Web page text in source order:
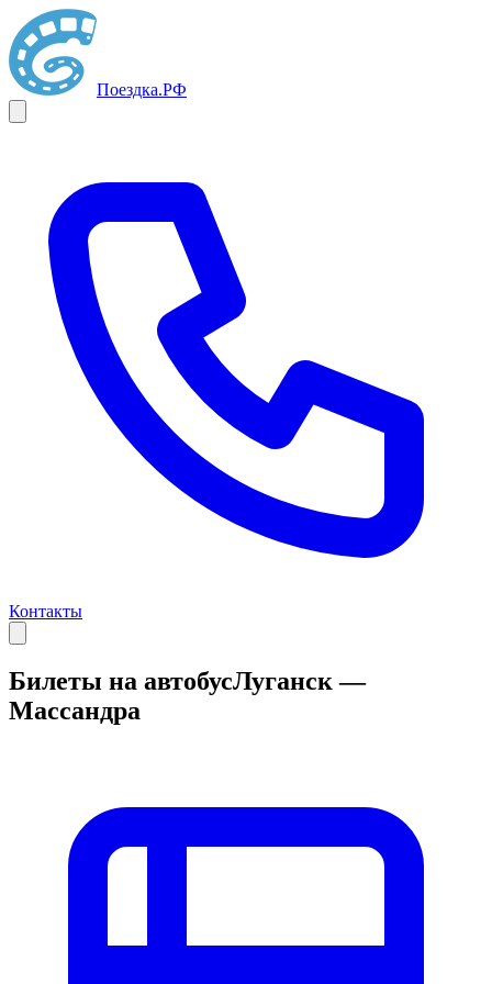
Поездка.РФ
Контакты
Билеты на автобусЛуганск —
Массандра